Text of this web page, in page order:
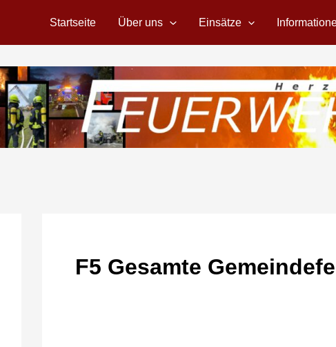
Startseite Über uns Einsätze
F5 Gesamte